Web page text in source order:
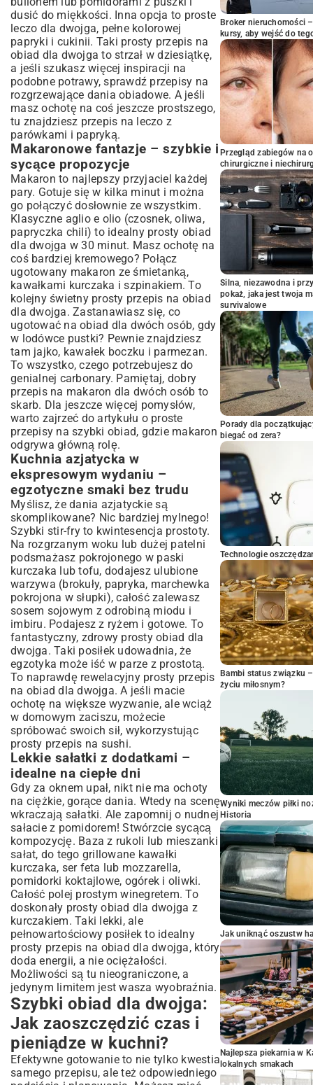
dusić do miękkości. Inna opcja to proste
leczo dla dwojga, pełne kolorowej
papryki i cukinii. Taki prosty przepis na
obiad dla dwojga to strzał w dziesiątkę,
a jeśli szukasz więcej inspiracji na
podobne potrawy, sprawdź przepisy na
rozgrzewające dania obiadowe. A jeśli
masz ochotę na coś jeszcze prostszego,
tu znajdziesz przepis na leczo z
parówkami i papryką.
Makaronowe fantazje – szybkie i
sycące propozycje
Makaron to najlepszy przyjaciel każdej
pary. Gotuje się w kilka minut i można
go połączyć dosłownie ze wszystkim.
Klasyczne aglio e olio (czosnek, oliwa,
papryczka chili) to idealny prosty obiad
dla dwojga w 30 minut. Masz ochotę na
coś bardziej kremowego? Połącz
ugotowany makaron ze śmietanką,
kawałkami kurczaka i szpinakiem. To
kolejny świetny prosty przepis na obiad
dla dwojga. Zastanawiasz się, co
ugotować na obiad dla dwóch osób, gdy
w lodówce pustki? Pewnie znajdziesz
tam jajko, kawałek boczku i parmezan.
To wszystko, czego potrzebujesz do
genialnej carbonary. Pamiętaj, dobry
przepis na makaron dla dwóch osób to
skarb. Dla jeszcze więcej pomysłów,
warto zajrzeć do artykułu o proste
przepisy na szybki obiad, gdzie makaron
odgrywa główną rolę.
Kuchnia azjatycka w
ekspresowym wydaniu –
egzotyczne smaki bez trudu
Myślisz, że dania azjatyckie są
skomplikowane? Nic bardziej mylnego!
Szybki stir-fry to kwintesencja prostoty.
Na rozgrzanym woku lub dużej patelni
podsmażasz pokrojonego w paski
kurczaka lub tofu, dodajesz ulubione
warzywa (brokuły, papryka, marchewka
pokrojona w słupki), całość zalewasz
sosem sojowym z odrobiną miodu i
imbiru. Podajesz z ryżem i gotowe. To
fantastyczny, zdrowy prosty obiad dla
dwojga. Taki posiłek udowadnia, że
egzotyka może iść w parze z prostotą.
To naprawdę rewelacyjny prosty przepis
na obiad dla dwojga. A jeśli macie
ochotę na większe wyzwanie, ale wciąż
w domowym zaciszu, możecie
spróbować swoich sił, wykorzystując
prosty przepis na sushi.
Lekkie sałatki z dodatkami –
idealne na ciepłe dni
Gdy za oknem upał, nikt nie ma ochoty
na ciężkie, gorące dania. Wtedy na scenę
wkraczają sałatki. Ale zapomnij o nudnej
sałacie z pomidorem! Stwórzcie sycącą
kompozycję. Baza z rukoli lub mieszanki
sałat, do tego grillowane kawałki
kurczaka, ser feta lub mozzarella,
pomidorki koktajlowe, ogórek i oliwki.
Całość polej prostym winegretem. To
doskonały prosty obiad dla dwojga z
kurczakiem. Taki lekki, ale
pełnowartościowy posiłek to idealny
prosty przepis na obiad dla dwojga, który
doda energii, a nie ociężałości.
Możliwości są tu nieograniczone, a
jedynym limitem jest wasza wyobraźnia.
Szybki obiad dla dwojga:
Jak zaoszczędzić czas i
pieniądze w kuchni?
Efektywne gotowanie to nie tylko kwestia
samego przepisu, ale też odpowiedniego
Broker nieruchomości
kursy, aby wejść do
Przegląd zabiegów na
chirurgiczne i
Silna, niezawodna i
pokaż, jaka jest twoja
survivalowe
Porady dla
biegać od zera?
Technologie
Bambi status związku
życiu miłosnym?
Wyniki meczów piłki
Historia
Jak uniknąć oszustw
Najlepsza piekarnia w
lokalnych smakach